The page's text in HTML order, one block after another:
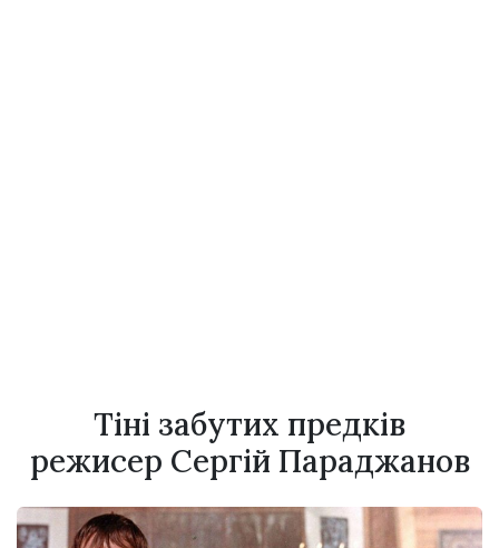
Тіні забутих предків
режисер Сергій Параджанов